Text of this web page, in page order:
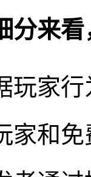
分来
玩家
家和